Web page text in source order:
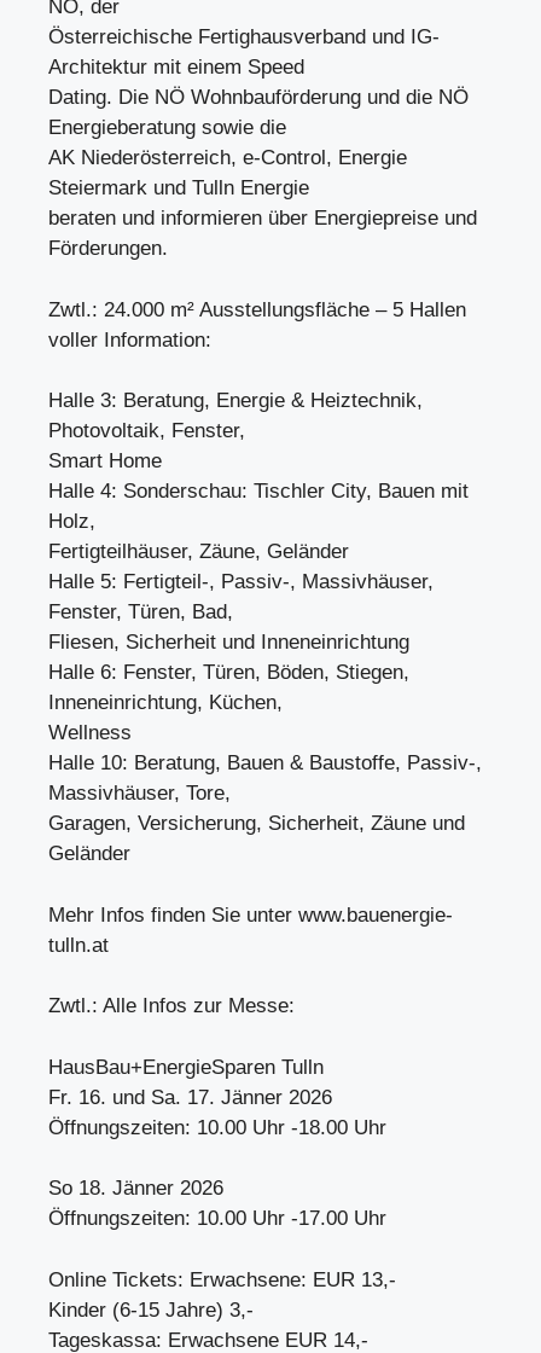
NÖ, der
Österreichische Fertighausverband und IG-
Architektur mit einem Speed
Dating. Die NÖ Wohnbauförderung und die NÖ
Energieberatung sowie die
AK Niederösterreich, e-Control, Energie
Steiermark und Tulln Energie
beraten und informieren über Energiepreise und
Förderungen.
Zwtl.: 24.000 m² Ausstellungsfläche – 5 Hallen
voller Information:
Halle 3: Beratung, Energie & Heiztechnik,
Photovoltaik, Fenster,
Smart Home
Halle 4: Sonderschau: Tischler City, Bauen mit
Holz,
Fertigteilhäuser, Zäune, Geländer
Halle 5: Fertigteil-, Passiv-, Massivhäuser,
Fenster, Türen, Bad,
Fliesen, Sicherheit und Inneneinrichtung
Halle 6: Fenster, Türen, Böden, Stiegen,
Inneneinrichtung, Küchen,
Wellness
Halle 10: Beratung, Bauen & Baustoffe, Passiv-,
Massivhäuser, Tore,
Garagen, Versicherung, Sicherheit, Zäune und
Geländer
Mehr Infos finden Sie unter www.bauenergie-
tulln.at
Zwtl.: Alle Infos zur Messe:
HausBau+EnergieSparen Tulln
Fr. 16. und Sa. 17. Jänner 2026
Öffnungszeiten: 10.00 Uhr -18.00 Uhr
So 18. Jänner 2026
Öffnungszeiten: 10.00 Uhr -17.00 Uhr
Online Tickets: Erwachsene: EUR 13,-
Kinder (6-15 Jahre) 3,-
Tageskassa: Erwachsene EUR 14,-